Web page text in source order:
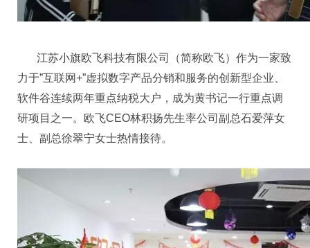
江苏小旗欧飞科技有限公司（简称欧飞）作为一家致
力于”互联网+”虚拟数字产品分销和服务的创新型企业、
软件谷连续两年重点纳税大户，成为黄书记一行重点调
研项目之一。欧飞CEO林积扬先生率公司 副总石爱萍女
士、副总徐翠宁女士热情接待。